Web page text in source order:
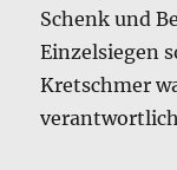
Schenk und
Einzelsiegen
Kretschmer